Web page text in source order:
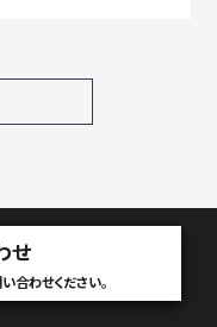
せ
合わせください。